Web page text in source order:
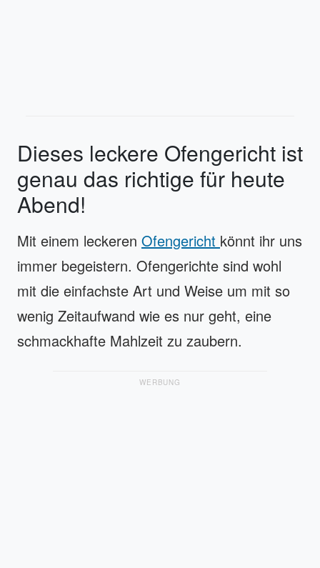
Dieses leckere Ofengericht ist
genau das richtige für heute
Abend!
Mit einem leckeren Ofengericht könnt ihr uns
immer begeistern. Ofengerichte sind wohl
mit die einfachste Art und Weise um mit so
wenig Zeitaufwand wie es nur geht, eine
schmackhafte Mahlzeit zu zaubern.
WERBUNG